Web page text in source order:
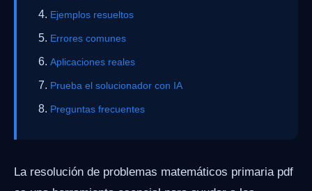
Ejemplos resueltos
Errores comunes
Aplicaciones reales
Prueba el solucionador con IA
Preguntas frecuentes
La resolución de problemas matemáticos primaria pdf